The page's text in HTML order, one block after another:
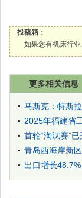
投稿箱：
如果您有机床行业
更多相关信息
马斯克：特斯
2025年福建省
首轮“淘汰赛”
青岛西海岸新
出口增长